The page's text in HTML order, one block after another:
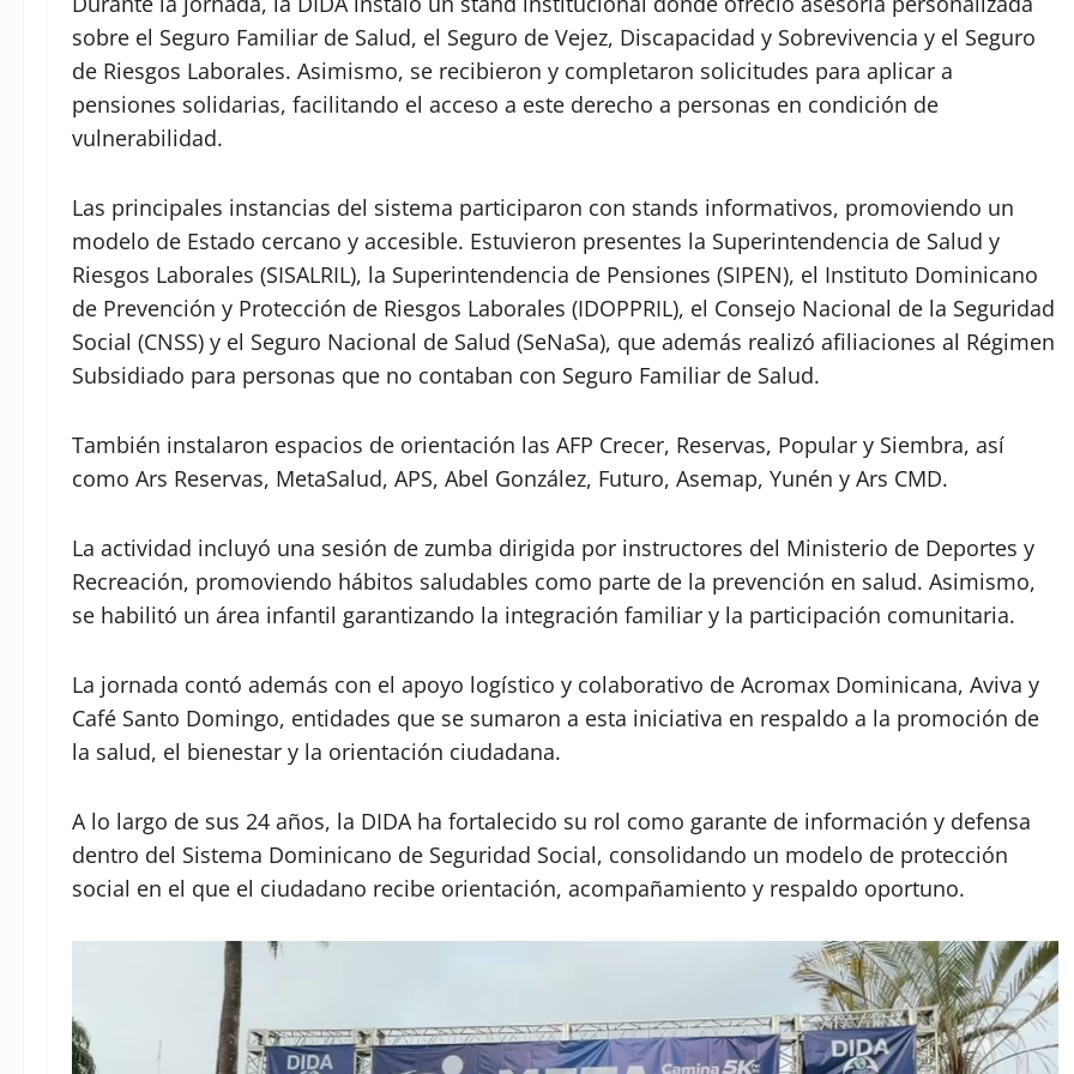
sobre el Seguro Familiar de Salud, el Seguro de Vejez, Discapacidad y Sobrevivencia y el Seguro
de Riesgos Laborales. Asimismo, se recibieron y completaron solicitudes para aplicar a
pensiones solidarias, facilitando el acceso a este derecho a personas en condición de
vulnerabilidad.
Las principales instancias del sistema participaron con stands informativos, promoviendo un
modelo de Estado cercano y accesible. Estuvieron presentes la Superintendencia de Salud y
Riesgos Laborales (SISALRIL), la Superintendencia de Pensiones (SIPEN), el Instituto Dominicano
de Prevención y Protección de Riesgos Laborales (IDOPPRIL), el Consejo Nacional de la Seguridad
Social (CNSS) y el Seguro Nacional de Salud (SeNaSa), que además realizó afiliaciones al Régimen
Subsidiado para personas que no contaban con Seguro Familiar de Salud.
También instalaron espacios de orientación las AFP Crecer, Reservas, Popular y Siembra, así
como Ars Reservas, MetaSalud, APS, Abel González, Futuro, Asemap, Yunén y Ars CMD.
La actividad incluyó una sesión de zumba dirigida por instructores del Ministerio de Deportes y
Recreación, promoviendo hábitos saludables como parte de la prevención en salud. Asimismo,
se habilitó un área infantil garantizando la integración familiar y la participación comunitaria.
La jornada contó además con el apoyo logístico y colaborativo de Acromax Dominicana, Aviva y
Café Santo Domingo, entidades que se sumaron a esta iniciativa en respaldo a la promoción de
la salud, el bienestar y la orientación ciudadana.
A lo largo de sus 24 años, la DIDA ha fortalecido su rol como garante de información y defensa
dentro del Sistema Dominicano de Seguridad Social, consolidando un modelo de protección
social en el que el ciudadano recibe orientación, acompañamiento y respaldo oportuno.